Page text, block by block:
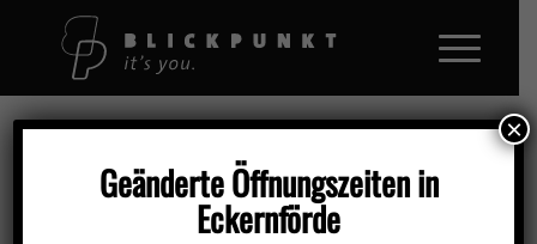
Geänderte Öffnungszeiten in
Eckernförde
×